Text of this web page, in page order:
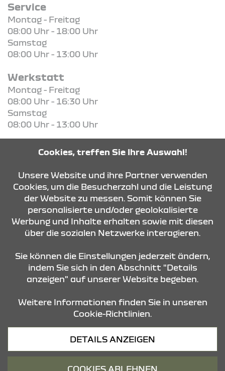
Service
Montag - Freitag
08:00 Uhr - 18:00 Uhr
Samstag
08:00 Uhr - 13:00 Uhr
Werkstatt
Montag - Freitag
08:00 Uhr - 16:30 Uhr
Samstag
08:00 Uhr - 13:00 Uhr
KONTAKT & ANFAHRT
ÖFFNUNGSZEITEN
STANDORTE
Cookies, treffen Sie Ihre Auswahl!
Unsere Website und ihre Partner verwenden
Cookies, um die Besucherzahl und die Leistung
der Website zu messen. Somit können Sie
personalisierte und/oder geolokalisierte
Werbung und Inhalte erhalten sowie mit diesen
über die sozialen Netzwerke interagieren.
Sie können die Einstellungen jederzeit ändern,
indem Sie sich in den Abschnitt "Details
anzeigen" auf unserer Website begeben.
Weitere Informationen finden Sie in unseren
Cookie-Richtlinien.
DETAILS ANZEIGEN
COOKIES ABLEHNEN